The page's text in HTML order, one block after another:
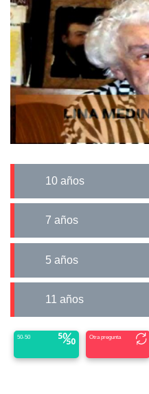
10 años
7 años
5 años
11 años
50-50 Otra pregunta